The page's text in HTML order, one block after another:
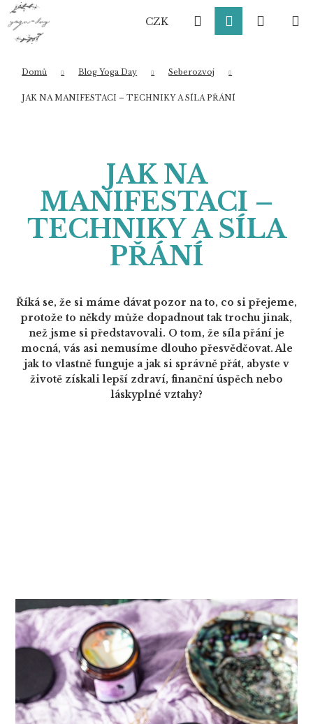
Přejít
obsah
CZK HledatPřihlášení
Domů Blog Yoga Day Seberozvoj
JAK NA MANIFESTACI – TECHNIKY A SÍLA PŘÁNÍ
JAK NA
MANIFESTACI –
TECHNIKY A SÍLA
PŘÁNÍ
Říká se, že si máme dávat pozor na to, co si přejeme,
protože to někdy může dopadnout tak trochu jinak,
než jsme si představovali. O tom, že síla přání je
mocná, vás asi nemusíme dlouho přesvědčovat. Ale
jak to vlastně funguje a jak si správně přát, abyste v
životě získali lepší zdraví, finanční úspěch nebo
láskyplné vztahy?
K
o
Zpět
Zpět
Co potřebujete najít?
Doporučujeme